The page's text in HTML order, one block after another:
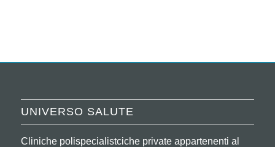
UNIVERSO SALUTE
Cliniche polispecialistciche private appartenenti al